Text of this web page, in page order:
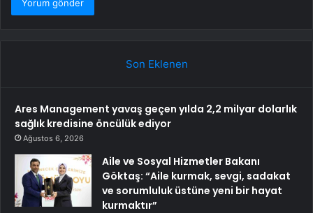
Son Eklenen
Ares Management yavaş geçen yılda 2,2 milyar dolarlık
sağlık kredisine öncülük ediyor
Ağustos 6, 2026
Aile ve Sosyal Hizmetler Bakanı
Göktaş: “Aile kurmak, sevgi, sadakat
ve sorumluluk üstüne yeni bir hayat
kurmaktır”